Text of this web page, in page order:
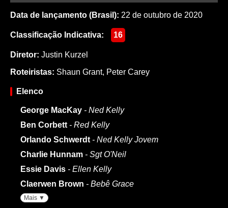
Data de lançamento (Brasil): 22 de outubro de 2020
Classificação Indicativa: 16
Diretor: Justin Kurzel
Roteiristas: Shaun Grant, Peter Carey
Elenco
George MacKay - Ned Kelly
Ben Corbett - Red Kelly
Orlando Schwerdt - Ned Kelly Jovem
Charlie Hunnam - Sgt O'Neil
Essie Davis - Ellen Kelly
Claerwen Brown - Bebê Grace
Mais ▼